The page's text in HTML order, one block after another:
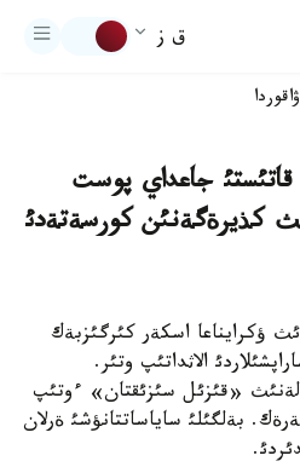
ق ز
اقوردا
قاتئستئ جاعداي پوست
كذيرةگةنئن كورسةتةدئ
ؤكرايناعا اسكةر كئرگئزبةك
الاثداتئپ وتئر.
«قئزئل سئزئقتان» ءوتئپ
بةلگئلئ ساياساتتانؤشئ ةرلان